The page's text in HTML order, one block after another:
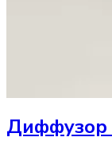
Диффузор